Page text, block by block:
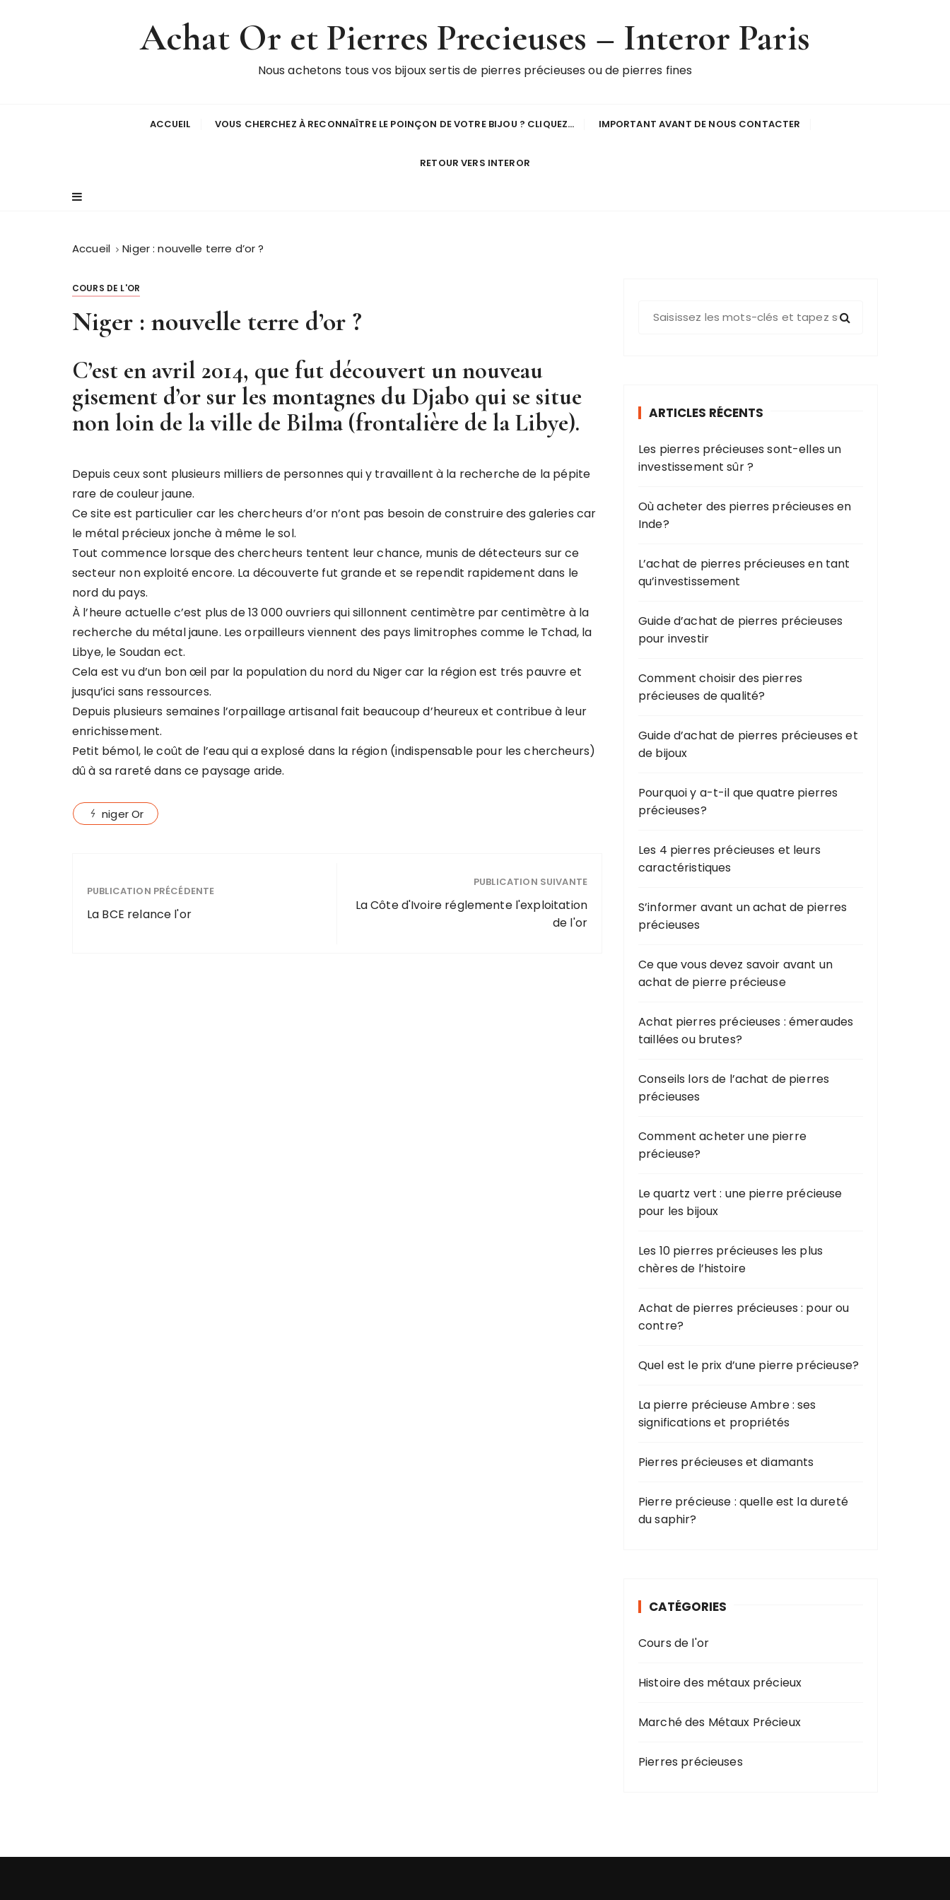
Achat Or et Pierres Precieuses – Interor Paris
Nous achetons tous vos bijoux sertis de pierres précieuses ou de pierres fines
ACCUEIL VOUS CHERCHEZ À RECONNAÎTRE LE POINÇON DE VOTRE BIJOU ? CLIQUEZ… IMPORTANT AVANT DE NOUS CONTACTER
RETOUR VERS INTEROR
Accueil Niger : nouvelle terre d’or ?
COURS DE L'OR
Niger : nouvelle terre d’or ?
C’est en avril 2014, que fut découvert un nouveau
gisement d’or sur les montagnes du Djabo qui se situe
non loin de la ville de Bilma (frontalière de la Libye).
Depuis ceux sont plusieurs milliers de personnes qui y travaillent à la recherche de la pépite
rare de couleur jaune.
Ce site est particulier car les chercheurs d’or n’ont pas besoin de construire des galeries car
le métal précieux jonche à même le sol.
Tout commence lorsque des chercheurs tentent leur chance, munis de détecteurs sur ce
secteur non exploité encore. La découverte fut grande et se rependit rapidement dans le
nord du pays.
À l’heure actuelle c’est plus de 13 000 ouvriers qui sillonnent centimètre par centimètre à la
recherche du métal jaune. Les orpailleurs viennent des pays limitrophes comme le Tchad, la
Libye, le Soudan ect.
Cela est vu d’un bon œil par la population du nord du Niger car la région est trés pauvre et
jusqu’ici sans ressources.
Depuis plusieurs semaines l’orpaillage artisanal fait beaucoup d’heureux et contribue à leur
enrichissement.
Petit bémol, le coût de l’eau qui a explosé dans la région (indispensable pour les chercheurs)
dû à sa rareté dans ce paysage aride.
niger Or
PUBLICATION PRÉCÉDENTE
La BCE relance l'or
PUBLICATION SUIVANTE
La Côte d'Ivoire réglemente l'exploitation
de l'or
e
p
u
r
:
ARTICLES RÉCENTS
Les pierres précieuses sont-elles un
investissement sûr ?
Où acheter des pierres précieuses en
Inde?
L’achat de pierres précieuses en tant
qu’investissement
Guide d’achat de pierres précieuses
pour investir
Comment choisir des pierres
précieuses de qualité?
Guide d’achat de pierres précieuses et
de bijoux
Pourquoi y a-t-il que quatre pierres
précieuses?
Les 4 pierres précieuses et leurs
caractéristiques
S’informer avant un achat de pierres
précieuses
Ce que vous devez savoir avant un
achat de pierre précieuse
Achat pierres précieuses : émeraudes
taillées ou brutes?
Conseils lors de l’achat de pierres
précieuses
Comment acheter une pierre
précieuse?
Le quartz vert : une pierre précieuse
pour les bijoux
Les 10 pierres précieuses les plus
chères de l’histoire
Achat de pierres précieuses : pour ou
contre?
Quel est le prix d’une pierre précieuse?
La pierre précieuse Ambre : ses
significations et propriétés
Pierres précieuses et diamants
Pierre précieuse : quelle est la dureté
du saphir?
CATÉGORIES
Cours de l'or
Histoire des métaux précieux
Marché des Métaux Précieux
Pierres précieuses